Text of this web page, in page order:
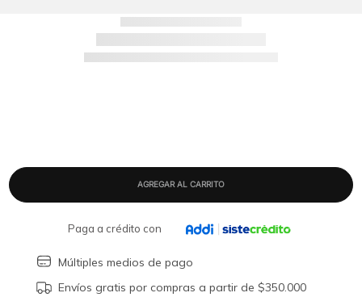
Paga a crédito con
Múltiples medios de pago
Envíos gratis por compras a partir de $350.000